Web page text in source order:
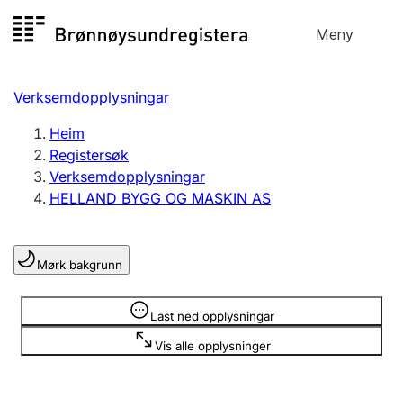
til
Meny
Registersøk
Aksjeselskap
Enkeltpersonføretak
Registrere, endre, slette
Lag og foreining
Registrere, endre, slette
Verksemdopplysningar
Heim
Registersøk
Verksemdopplysningar
HELLAND BYGG OG MASKIN AS
Mørk bakgrunn
Last ned opplysningar
Vis alle opplysninger
Opplysninger er skjult